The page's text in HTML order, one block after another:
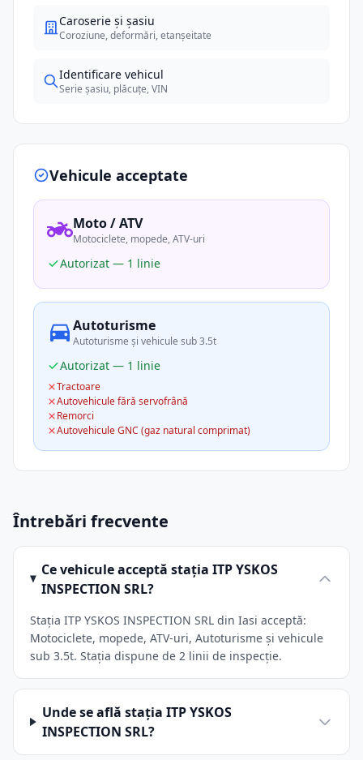
Caroserie și șasiu
Coroziune, deformări, etanșeitate
Identificare vehicul
Serie șasiu, plăcuțe, VIN
Vehicule acceptate
Moto / ATV
Motociclete, mopede, ATV-uri
Autorizat — 1 linie
Autoturisme
Autoturisme și vehicule sub 3.5t
Autorizat — 1 linie
Tractoare
Autovehicule fără servofrână
Remorci
Autovehicule GNC (gaz natural comprimat)
Întrebări frecvente
Ce vehicule acceptă stația ITP YSKOS
INSPECTION SRL?
Stația ITP YSKOS INSPECTION SRL din Iasi acceptă:
Motociclete, mopede, ATV-uri, Autoturisme și vehicule
sub 3.5t. Stația dispune de 2 linii de inspecție.
Unde se află stația ITP YSKOS
INSPECTION SRL?